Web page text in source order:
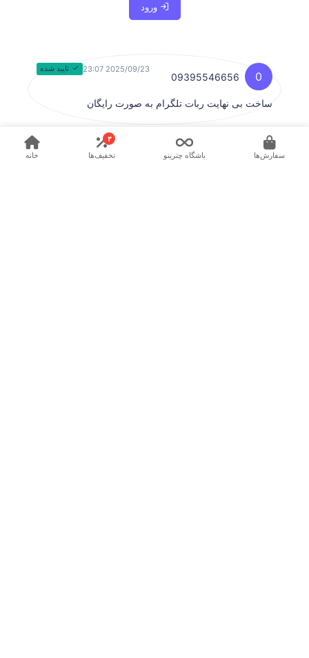
ورود
0
09395546656
2025/09/23 23:07 تایید شده
ساخت بی نهایت ربات تلگرام به صورت رایگان
سفارش‌ها باشگاه چترینو
۳
تخفیف‌ها خانه